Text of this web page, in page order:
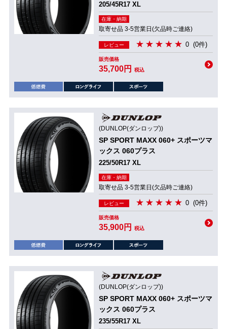
205/45R17 XL
在庫・納期
取寄せ品 3-5営業日(欠品時ご連絡)
レビュー 0 (0件)
販売価格
35,700円 税込
(DUNLOP(ダンロップ))
SP SPORT MAXX 060+ スポーツマ
ックス 060プラス
225/50R17 XL
在庫・納期
取寄せ品 3-5営業日(欠品時ご連絡)
レビュー 0 (0件)
販売価格
35,900円 税込
(DUNLOP(ダンロップ))
SP SPORT MAXX 060+ スポーツマ
ックス 060プラス
235/55R17 XL